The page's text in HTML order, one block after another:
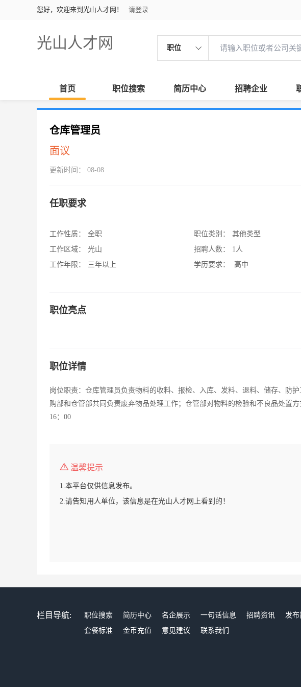
您好，欢迎来到光山人才网！ 请登录
光山人才网 职位
首页 职位搜索 简历中心 招聘企业
仓库管理员
面议
更新时间： 08-08
任职要求
工作性质：
全职
工作区域：
光山
工作年限：
三年以上
职位类别：
其他类型
招聘人数：
1人
学历要求：
高中
职位亮点
职位详情
岗位职责：仓库管理员负责物料的收料、报检、入库、发料、退料、储存、防
购部和仓管部共同负责废弃物品处理工作；仓管部对物料的检验和不良品处置
16：00
温馨提示
1.本平台仅供信息发布。
2.请告知用人单位，该信息是在光山人才网上看到的！
栏目导航: 职位搜索 简历中心 名企展示 一句话信息 招聘资讯 发布
套餐标准
金币充值 意见建议 联系我们